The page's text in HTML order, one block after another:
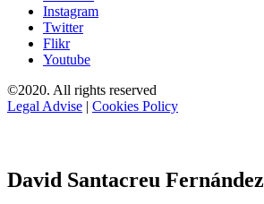
Instagram
Twitter
Flikr
Youtube
©2020. All rights reserved
Legal Advise | Cookies Policy
David Santacreu Fernández